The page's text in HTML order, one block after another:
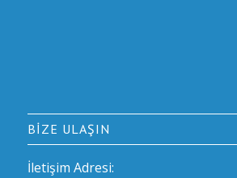
BIZE ULAŞIN
İletişim Adresi: